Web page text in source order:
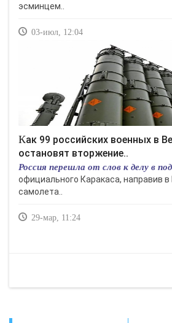
эсминцем..
03-июл, 12:04
Как 99 российских военных в Венесуэле
остановят вторжение..
Россия перешла от слов к делу в
официального Каракаса, направив в
самолета..
29-мар, 11:24